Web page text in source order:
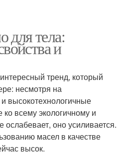
для тела:
и
тренд, который
несмотря на
высокотехнологичные
всему экологичному и
ослабевает, оно усиливается.
масел в качестве
высок.